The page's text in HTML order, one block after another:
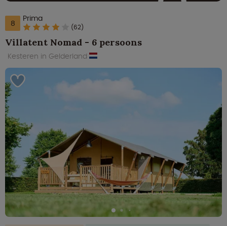
8 Prima
(62)
Villatent Nomad - 6 persoons
Kesteren in Gelderland